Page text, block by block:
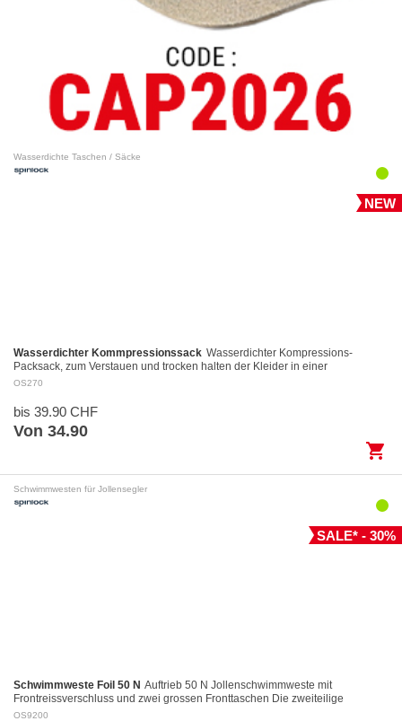
Wasserdichte Taschen / Säcke
NEW
Wasserdichter Kommpressionssack Wasserdichter Kompressions-
Packsack, zum Verstauen und trocken halten der Kleider in einer
Reisetasche. Leicht und universell einsetzbar mi…
OS270
bis 39.90 CHF
Von 34.90
shopping_cart
Schwimmwesten für Jollensegler
SALE* - 30%
Schwimmweste Foil 50 N Auftrieb 50 N Jollenschwimmweste mit
Frontreissverschluss und zwei grossen Fronttaschen Die zweiteilige
Konstruktion des Rückenteils garantiert…
OS9200